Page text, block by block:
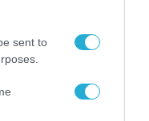
sent to
ΑΜΚ της